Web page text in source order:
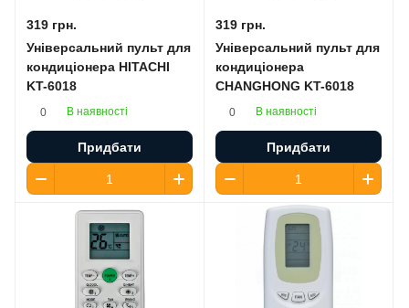
319 грн.
Універсальний пульт для
кондиціонера HITACHI
KT-6018
0 В наявності
Придбати
319 грн.
Універсальний пульт для
кондиціонера
CHANGHONG KT-6018
0 В наявності
Придбати